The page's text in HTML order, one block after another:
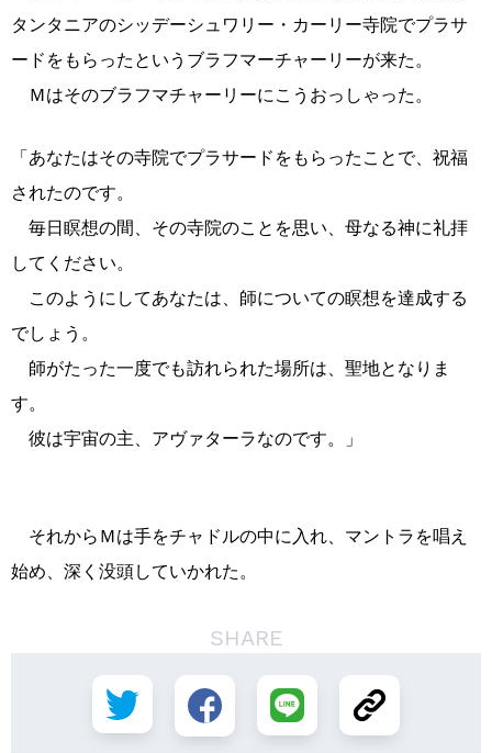
タンタニアのシッデーシュワリー・カーリー寺院でプラサ
ードをもらったというブラフマーチャーリーが来た。
Ｍはそのブラフマチャーリーにこうおっしゃった。
「あなたはその寺院でプラサードをもらったことで、祝福
されたのです。
毎日瞑想の間、その寺院のことを思い、母なる神に礼拝
してください。
このようにしてあなたは、師についての瞑想を達成する
でしょう。
師がたった一度でも訪れられた場所は、聖地となりま
す。
彼は宇宙の主、アヴァターラなのです。」
それからＭは手をチャドルの中に入れ、マントラを唱え
始め、深く没頭していかれた。
SHARE